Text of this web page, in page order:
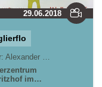
Robby Albrecht
29.06.2018
Alexander Sommer, Christian Grötsch
im